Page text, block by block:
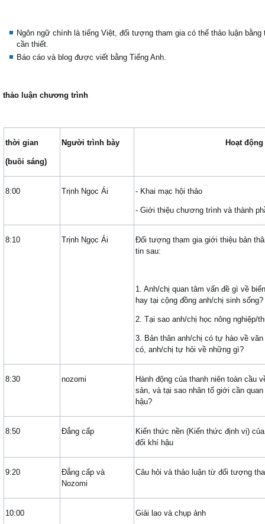
Ngôn ngữ chính là tiếng Việt, đối tượng tham gia có thể thảo luận
cần thiết.
Báo cáo và blog được viết bằng Tiếng Anh.
thảo luận chương trình
thời gian
(buồi sáng)
Người trình bày Hoạt động
8:00 Trịnh Ngọc Ái - Khai mạc hội thảo
- Giới thiệu chương trình và thành
8:10 Trịnh Ngọc Ái
Đối tượng tham gia giới thiệu bản
tin sau:
1. Anh/chị quan tâm vấn đề gì về
hay tại cộng đồng anh/chị sinh sống?
2. Tại sao anh/chị học nông nghiệp/
3. Bản thân anh/chị có tự hào về
có, anh/chị tự hỏi về những gì?
8:30 nozomi
Hành động của thanh niên toàn cầu
sản, và tại sao nhân tố giới cần
hậu?
8:50 Đẳng cấp
Kiến thức nền (Kiến thức định vị)
đổi khí hậu
9:20
Đẳng cấp và
Nozomi
Câu hỏi và thảo luận từ đối tượng
10:00 Giải lao và chụp ảnh